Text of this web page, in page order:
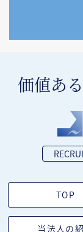
価値あ
TOP
当法人の